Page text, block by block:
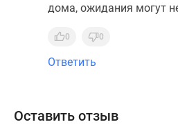
дома, ожидания могут
0 0
Ответить
Оставить отзыв